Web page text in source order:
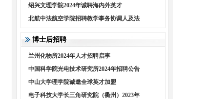
绍兴文理学院2024年诚聘海内外英才
北航中法航空学院招聘教学事务协调人及法
博士后招聘
兰州化物所2024年人才招聘启事
中国科学院光电技术研究所2024年招聘公告
中山大学理学院诚邀全球英才加盟
电子科技大学长三角研究院（衢州）2023年